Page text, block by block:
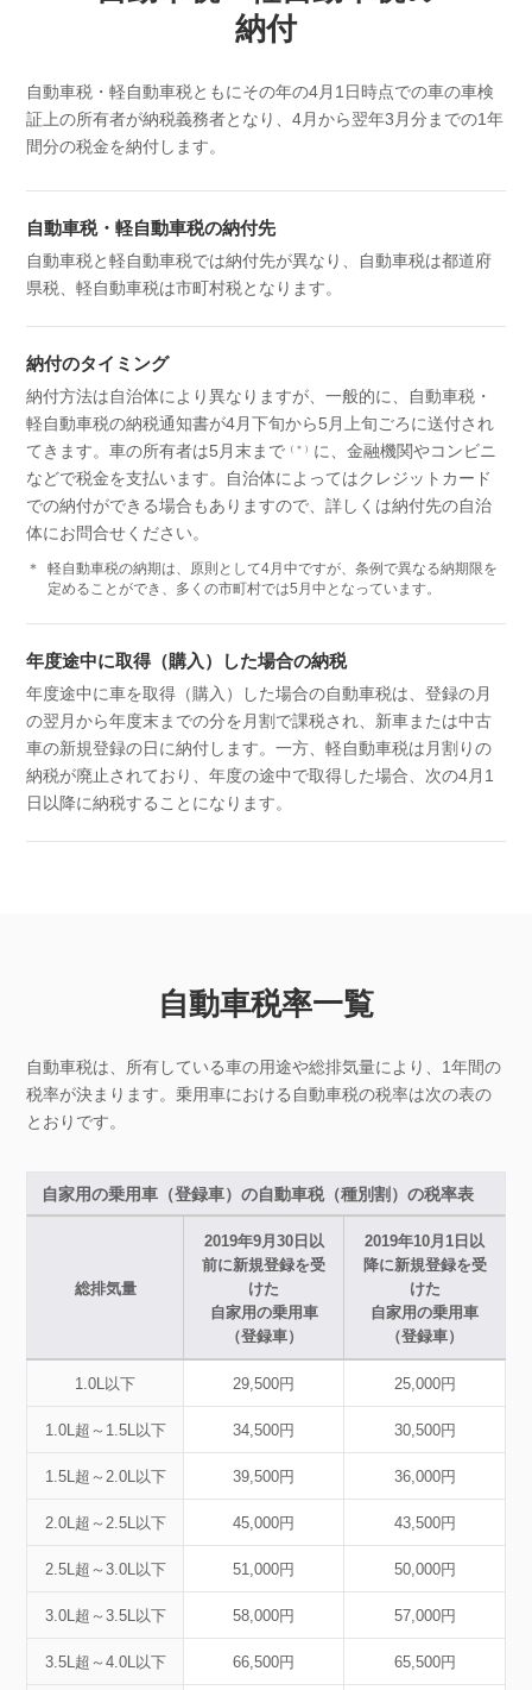
納付
自動車税・軽自動車税ともにその年の4月1日時点での車の車検
証上の所有者が納税義務者となり、4月から翌年3月分までの1年
間分の税金を納付します。
自動車税・軽自動車税の納付先
自動車税と軽自動車税では納付先が異なり、自動車税は都道府
県税、軽自動車税は市町村税となります。
納付のタイミング
納付方法は自治体により異なりますが、一般的に、自動車税・
軽自動車税の納税通知書が4月下旬から5月上旬ごろに送付され
てきます。車の所有者は5月末まで （＊） に、金融機関やコンビニ
などで税金を支払います。自治体によってはクレジットカード
での納付ができる場合もありますので、詳しくは納付先の自治
体にお問合せください。
＊
軽自動車税の納期は、原則として4月中ですが、条例で異なる納期限を
定めることができ、多くの市町村では5月中となっています。
年度途中に取得（購入）した場合の納税
年度途中に車を取得（購入）した場合の自動車税は、登録の月
の翌月から年度末までの分を月割で課税され、新車または中古
車の新規登録の日に納付します。一方、軽自動車税は月割りの
納税が廃止されており、年度の途中で取得した場合、次の4月1
日以降に納税することになります。
自動車税率一覧
自動車税は、所有している車の用途や総排気量により、1年間の
税率が決まります。乗用車における自動車税の税率は次の表の
とおりです。
自家用の乗用車（登録車）の自動車税（種別割）の税率表
総排気量
2019年9月30日以
前に新規登録を受
けた
自家用の乗用車
（登録車）
2019年10月1日以
降に新規登録を受
けた
自家用の乗用車
（登録車）
1.0L以下 29,500円 25,000円
1.0L超～1.5L以下 34,500円 30,500円
1.5L超～2.0L以下 39,500円 36,000円
2.0L超～2.5L以下 45,000円 43,500円
2.5L超～3.0L以下 51,000円 50,000円
3.0L超～3.5L以下 58,000円 57,000円
3.5L超～4.0L以下 66,500円 65,500円